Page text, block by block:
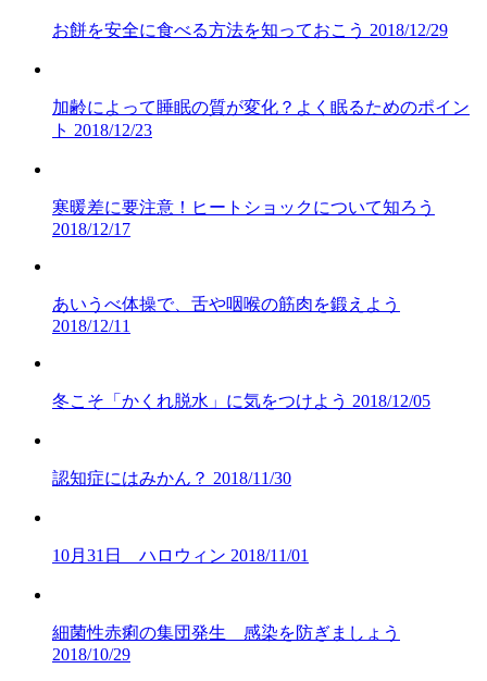
お餅を安全に食べる方法を知っておこう 2018/12/29
加齢によって睡眠の質が変化？よく眠るためのポイン
ト 2018/12/23
寒暖差に要注意！ヒートショックについて知ろう
2018/12/17
あいうべ体操で、舌や咽喉の筋肉を鍛えよう
2018/12/11
冬こそ「かくれ脱水」に気をつけよう 2018/12/05
認知症にはみかん？ 2018/11/30
10月31日 ハロウィン 2018/11/01
細菌性赤痢の集団発生 感染を防ぎましょう
2018/10/29